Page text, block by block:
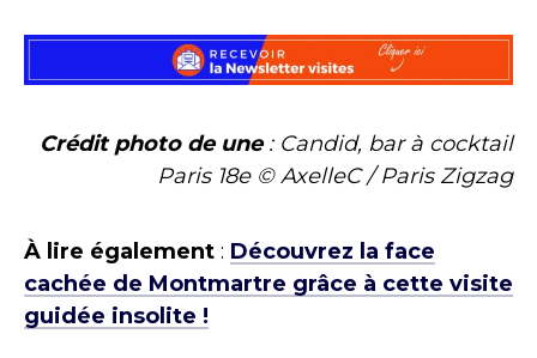
Crédit photo de une: Candid, bar à cocktail
Paris 18e © AxelleC / Paris Zigzag
À lire également : Découvrez la face
cachée de Montmartre grâce à cette visite
guidée insolite !